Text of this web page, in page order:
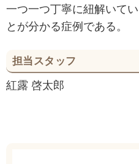
一つ一つ丁寧に紐解いて
とが分かる症例である。
担当スタッフ
紅露 啓太郎